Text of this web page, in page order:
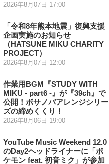
2026年8月07日 17:00
「令和8年熊本地震」復興支援
企画実施のお知らせ
（HATSUNE MIKU CHARITY
PROJECT）
2026年8月07日 12:00
作業用BGM『STUDY WITH
MIKU - part6 -』が『39ch』で
公開！ボサノバアレンジシリー
ズの締めくくり！
2026年8月06日 19:00
YouTube Music Weekend 12.0
のDay2ヘッドライナーに「ポ
ケモン feat. 初音ミク」が参加